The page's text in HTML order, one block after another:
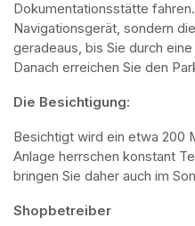
Dokumentationsstätte
Navigationsgerät, sondern
geradeaus, bis Sie durch
Danach erreichen Sie den
Die Besichtigung:
Besichtigt wird ein etwa 200
Anlage herrschen konstant
bringen Sie daher auch im
Shopbetreiber